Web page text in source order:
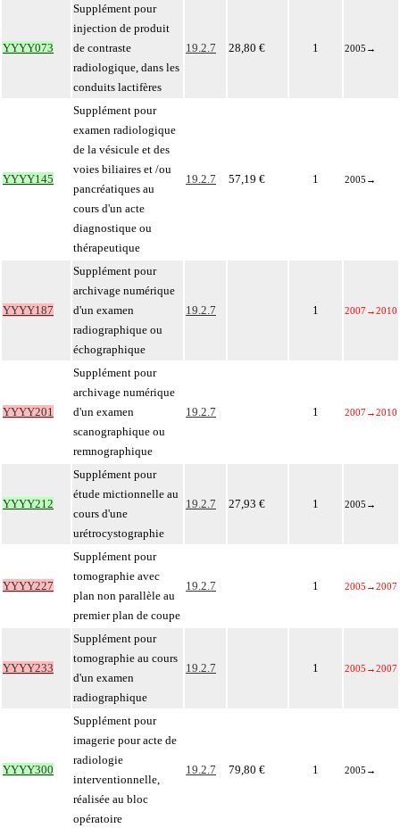
YYYY073
Supplément pour
injection de produit
de contraste
radiologique, dans les
conduits lactifères
19.2.7 28,80 € 1 2005 →
YYYY145
Supplément pour
examen radiologique
de la vésicule et des
voies biliaires et /ou
pancréatiques au
cours d'un acte
diagnostique ou
thérapeutique
19.2.7 57,19 € 1 2005 →
YYYY187
Supplément pour
archivage numérique
d'un examen
radiographique ou
échographique
19.2.7 1 2007→2010
YYYY201
Supplément pour
archivage numérique
d'un examen
scanographique ou
remnographique
19.2.7 1 2007→2010
YYYY212
Supplément pour
étude mictionnelle au
cours d'une
urétrocystographie
19.2.7 27,93 € 1 2005 →
YYYY227
Supplément pour
tomographie avec
plan non parallèle au
premier plan de coupe
19.2.7 1 2005 →2007
YYYY233
Supplément pour
tomographie au cours
d'un examen
radiographique
19.2.7 1 2005 →2007
YYYY300
Supplément pour
imagerie pour acte de
radiologie
interventionnelle,
réalisée au bloc
opératoire
19.2.7 79,80 € 1 2005 →